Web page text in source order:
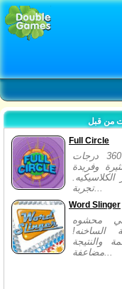
Full Circle
لف رأيك حول 360 درجات
وفريدة
تجربة...
Word Slinger
محشوه
الساخنه!
والنتيجة
مضاعفة...